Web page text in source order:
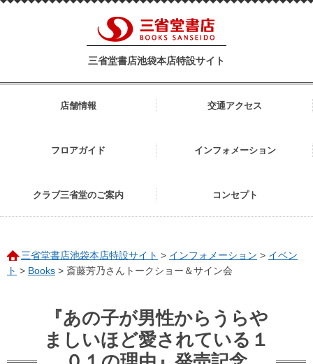
三省堂書店池袋本店特設サイト
店舗情報 交通アクセス
フロアガイド インフォメーション
クラブ三省堂のご案内 コンセプト
三省堂書店池袋本店特設サイト > インフォメーション > イベン
ト > Books > 斎藤芳乃さんトークショー＆サイン会
『あの子が男性からうらや
ましいほど愛されている１